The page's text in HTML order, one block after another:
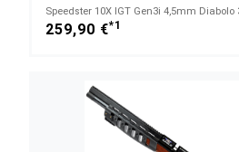
259,90 €*1